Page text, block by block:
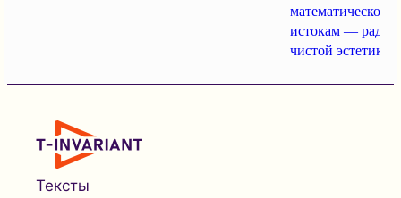
математической
истокам —
чистой эстетике?
Тексты